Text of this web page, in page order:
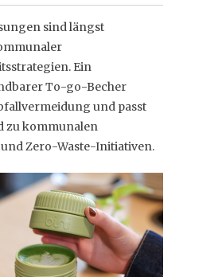
sind längst
Ein
To-go-Becher
und passt
zu kommunalen
Zero-Waste-Initiativen.